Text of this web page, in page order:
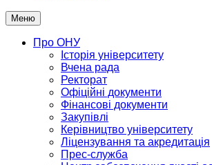
Меню
Про ОНУ
Історія університету
Вчена рада
Ректорат
Офіційні документи
Фінансові документи
Закупівлі
Керівництво університету
Ліцензування та акредитація
Прес-служба